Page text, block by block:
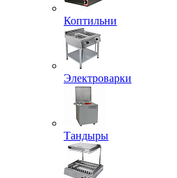
Коптильни
Электроварки
Тандыры